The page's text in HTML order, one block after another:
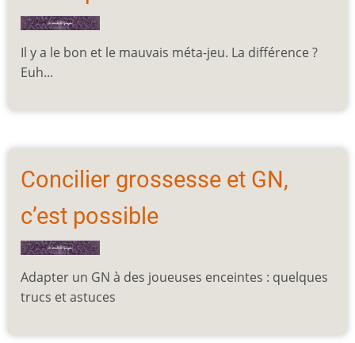
Il y a le bon et le mauvais méta-jeu. La différence ?
Euh...
Concilier grossesse et GN,
c’est possible
Adapter un GN à des joueuses enceintes : quelques
trucs et astuces